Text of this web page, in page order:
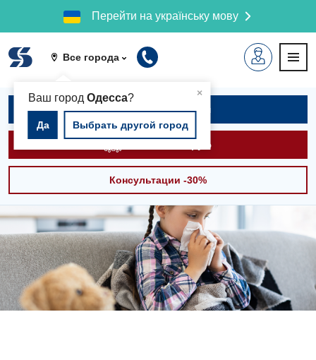
Перейти на українську мову
Все города
×
Ваш город Одесса?
Да Выбрать другой город
Записаться на приём
Вызвать скорую
Консультации -30%